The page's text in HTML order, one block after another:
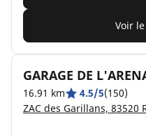
Voir
GARAGE DE
16.91 km 4.5/5(150)
ZAC des Garillans, 83520